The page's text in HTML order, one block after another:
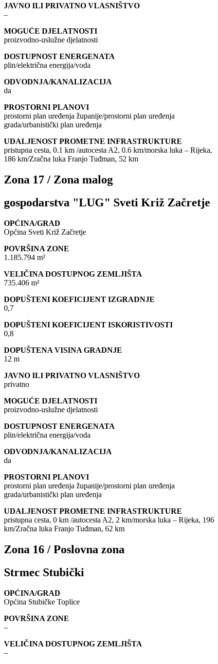
JAVNO ILI PRIVATNO VLASNIŠTVO
–
MOGUĆE DJELATNOSTI
proizvodno-uslužne djelatnosti
DOSTUPNOST ENERGENATA
plin/električna energija/voda
ODVODNJA/KANALIZACIJA
da
PROSTORNI PLANOVI
prostorni plan uređenja županije/prostorni plan uređenja
grada/urbanistički plan uređenja
UDALJENOST PROMETNE INFRASTRUKTURE
pristupna cesta, 0.1 km /autocesta A2, 0.6 km/morska luka – Rijeka,
186 km/Zračna luka Franjo Tuđman, 52 km
Zona 17 / Zona malog
gospodarstva "LUG" Sveti Križ Začretje
OPĆINA/GRAD
Općina Sveti Križ Začretje
POVRŠINA ZONE
1.185.794 m²
VELIČINA DOSTUPNOG ZEMLJIŠTA
735.406 m²
DOPUŠTENI KOEFICIJENT IZGRADNJE
0,7
DOPUŠTENI KOEFICIJENT ISKORISTIVOSTI
0,8
DOPUŠTENA VISINA GRADNJE
12 m
JAVNO ILI PRIVATNO VLASNIŠTVO
privatno
MOGUĆE DJELATNOSTI
proizvodno-uslužne djelatnosti
DOSTUPNOST ENERGENATA
plin/električna energija/voda
ODVODNJA/KANALIZACIJA
da
PROSTORNI PLANOVI
prostorni plan uređenja županije/prostorni plan uređenja
grada/urbanistički plan uređenja
UDALJENOST PROMETNE INFRASTRUKTURE
pristupna cesta, 0 km /autocesta A2, 2 km/morska luka – Rijeka, 196
km/Zračna luka Franjo Tuđman, 62 km
Zona 16 / Poslovna zona
Strmec Stubički
OPĆINA/GRAD
Općina Stubičke Toplice
POVRŠINA ZONE
–
VELIČINA DOSTUPNOG ZEMLJIŠTA
–